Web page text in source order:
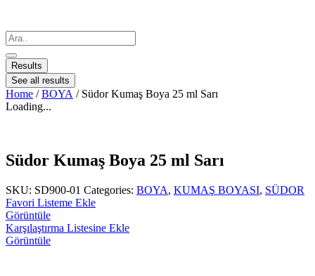
Results
See all results
Home /BOYA / Südor Kumaş Boya 25 ml Sarı
Loading...
Südor Kumaş Boya 25 ml Sarı
SKU: SD900-01 Categories: BOYA, KUMAŞ BOYASI, SÜDOR
Favori Listeme Ekle
Görüntüle
Karşılaştırma Listesine Ekle
Görüntüle